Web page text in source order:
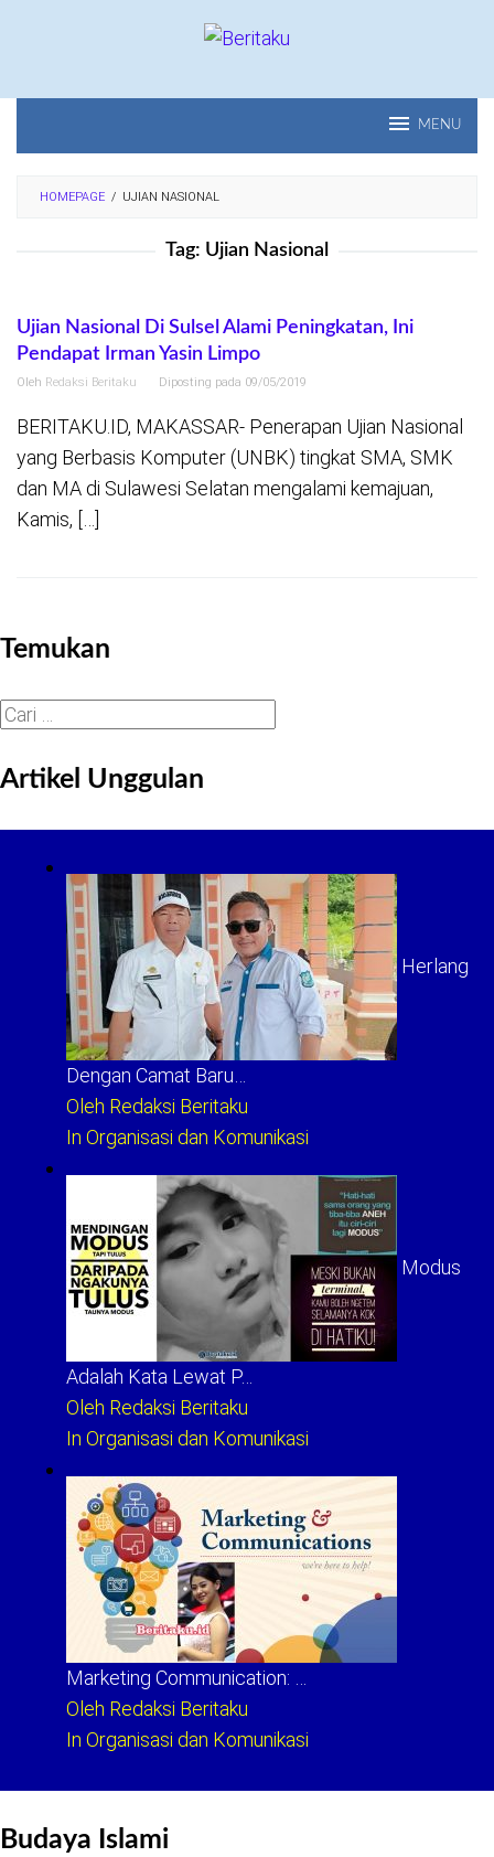
MENU
HOMEPAGE / UJIAN NASIONAL
Tag: Ujian Nasional
Ujian Nasional Di Sulsel Alami Peningkatan, Ini
Pendapat Irman Yasin Limpo
Oleh Redaksi Beritaku Diposting pada 09/05/2019
BERITAKU.ID, MAKASSAR- Penerapan Ujian Nasional
yang Berbasis Komputer (UNBK) tingkat SMA, SMK
dan MA di Sulawesi Selatan mengalami kemajuan,
Kamis, […]
Temukan
Cari
Artikel Unggulan
Herlang
Dengan Camat Baru…
Oleh Redaksi Beritaku
In Organisasi dan Komunikasi
Modus
Adalah Kata Lewat P…
Oleh Redaksi Beritaku
In Organisasi dan Komunikasi
Marketing Communication: …
Oleh Redaksi Beritaku
In Organisasi dan Komunikasi
Budaya Islami